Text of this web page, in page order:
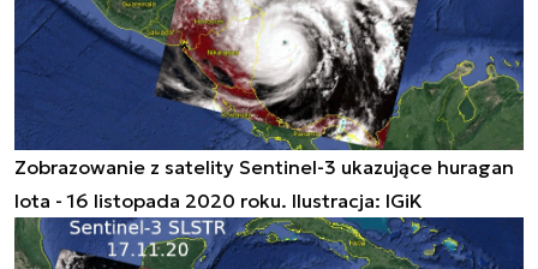
Zobrazowanie z satelity Sentinel-3 ukazujące huragan
Iota - 16 listopada 2020 roku. Ilustracja: IGiK